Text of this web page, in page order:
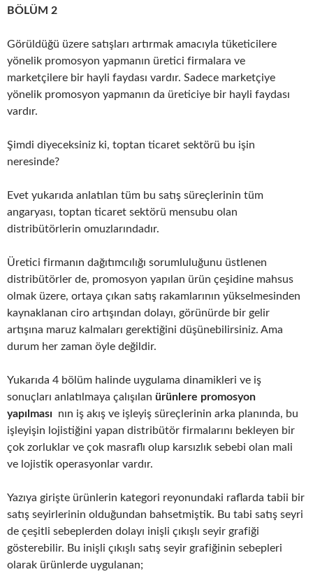
BÖLÜM 2
Görüldüğü üzere satışları artırmak amacıyla tüketicilere
yönelik promosyon yapmanın üretici firmalara ve
marketçilere bir hayli faydası vardır. Sadece marketçiye
yönelik promosyon yapmanın da üreticiye bir hayli faydası
vardır.
Şimdi diyeceksiniz ki, toptan ticaret sektörü bu işin
neresinde?
Evet yukarıda anlatılan tüm bu satış süreçlerinin tüm
angaryası, toptan ticaret sektörü mensubu olan
distribütörlerin omuzlarındadır.
Üretici firmanın dağıtımcılığı sorumluluğunu üstlenen
distribütörler de, promosyon yapılan ürün çeşidine mahsus
olmak üzere, ortaya çıkan satış rakamlarının yükselmesinden
kaynaklanan ciro artışından dolayı, görünürde bir gelir
artışına maruz kalmaları gerektiğini düşünebilirsiniz. Ama
durum her zaman öyle değildir.
Yukarıda 4 bölüm halinde uygulama dinamikleri ve iş
sonuçları anlatılmaya çalışılan ürünlere promosyon
yapılması nın iş akış ve işleyiş süreçlerinin arka planında, bu
işleyişin lojistiğini yapan distribütör firmalarını bekleyen bir
çok zorluklar ve çok masraflı olup karsızlık sebebi olan mali
ve lojistik operasyonlar vardır.
Yazıya girişte ürünlerin kategori reyonundaki raflarda tabii bir
satış seyirlerinin olduğundan bahsetmiştik. Bu tabi satış seyri
de çeşitli sebeplerden dolayı inişli çıkışlı seyir grafiği
gösterebilir. Bu inişli çıkışlı satış seyir grafiğinin sebepleri
olarak ürünlerde uygulanan;